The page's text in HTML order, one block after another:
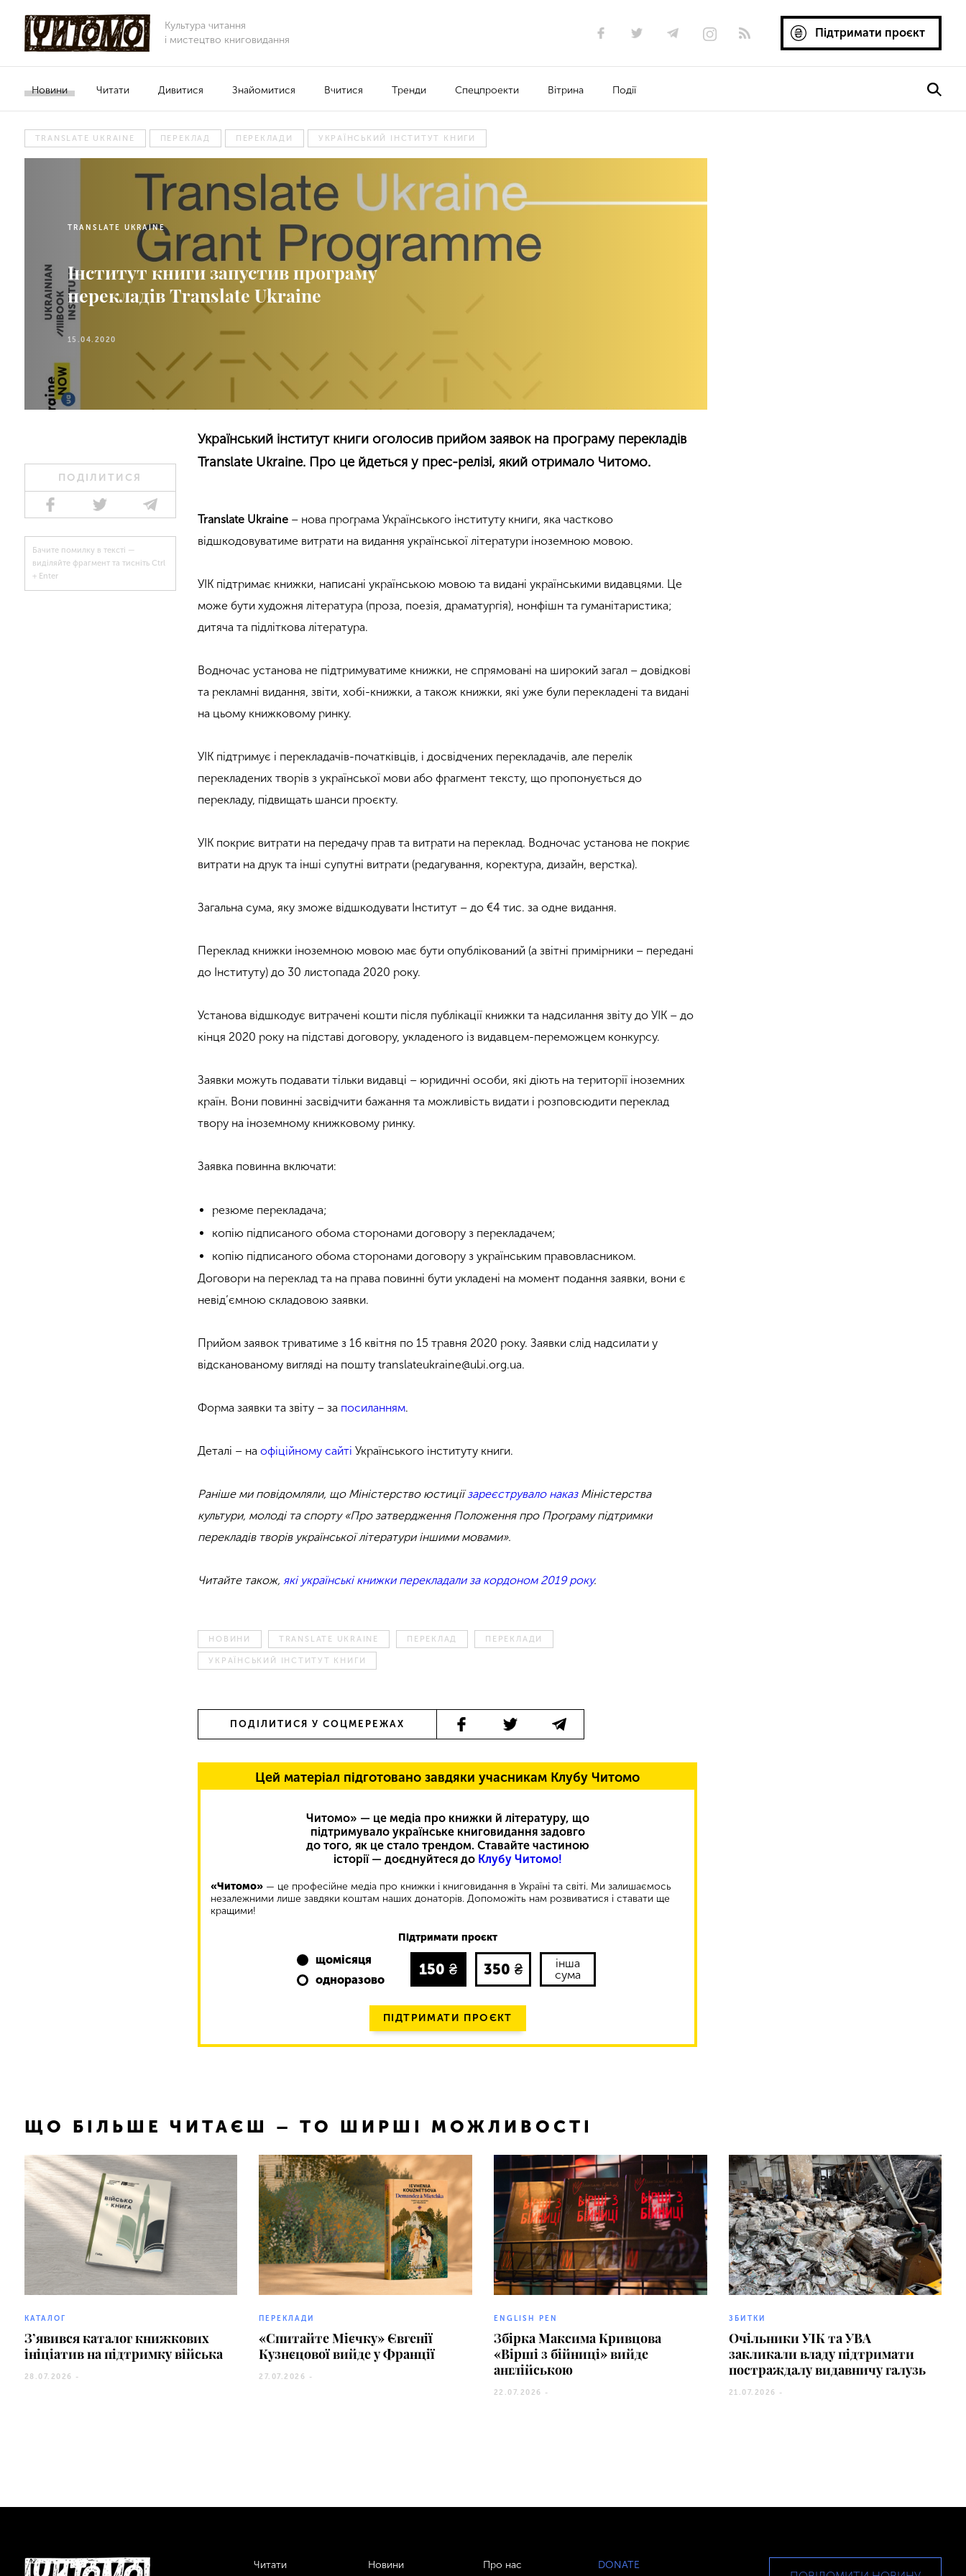
Культура читання
і мистецтво книговидання
Підтримати проєкт
Новини Читати Дивитися Знайомитися Вчитися Тренди Спецпроекти Вітрина Події
TRANSLATE UKRAINE ПЕРЕКЛАД ПЕРЕКЛАДИ УКРАЇНСЬКИЙ ІНСТИТУТ КНИГИ
TRANSLATE UKRAINE
Інститут книги запустив програму
перекладів Translate Ukraine
15.04.2020
ПОДІЛИТИСЯ
Бачите помилку в тексті —
виділяйте фрагмент та тисніть Ctrl
+ Enter
Український інститут книги оголосив прийом заявок на програму перекладів
Translate Ukraine. Про це йдеться у прес-релізі, який отримало Читомо.
Translate Ukraine – нова програма Українського інституту книги, яка частково
відшкодовуватиме витрати на видання української літератури іноземною мовою.
УІК підтримає книжки, написані українською мовою та видані українськими видавцями. Це
може бути художня література (проза, поезія, драматургія), нонфішн та гуманітаристика;
дитяча та підліткова література.
Водночас установа не підтримуватиме книжки, не спрямовані на широкий загал – довідкові
та рекламні видання, звіти, хобі-книжки, а також книжки, які уже були перекладені та видані
на цьому книжковому ринку.
УІК підтримує і перекладачів-початківців, і досвідчених перекладачів, але перелік
перекладених творів з української мови або фрагмент тексту, що пропонується до
перекладу, підвищать шанси проєкту.
УІК покриє витрати на передачу прав та витрати на переклад. Водночас установа не покриє
витрати на друк та інші супутні витрати (редагування, коректура, дизайн, верстка).
Загальна сума, яку зможе відшкодувати Інститут – до €4 тис. за одне видання.
Переклад книжки іноземною мовою має бути опублікований (а звітні примірники – передані
до Інституту) до 30 листопада 2020 року.
Установа відшкодує витрачені кошти після публікації книжки та надсилання звіту до УІК – до
кінця 2020 року на підставі договору, укладеного із видавцем-переможцем конкурсу.
Заявки можуть подавати тільки видавці – юридичні особи, які діють на території іноземних
країн. Вони повинні засвідчити бажання та можливість видати і розповсюдити переклад
твору на іноземному книжковому ринку.
Заявка повинна включати:
резюме перекладача;
копію підписаного обома сторонами договору з перекладачем;
копію підписаного обома сторонами договору з українським правовласником.
Договори на переклад та на права повинні бути укладені на момент подання заявки, вони є
невід’ємною складовою заявки.
Прийом заявок триватиме з 16 квітня по 15 травня 2020 року. Заявки слід надсилати у
відсканованому вигляді на пошту translateukraine@ubi.org.ua.
Форма заявки та звіту – за посиланням.
Деталі – наофіційному сайті Українського інституту книги.
Раніше ми повідомляли, що Міністерство юстиціїзареєструвало наказМіністерства
культури, молоді та спорту «Про затвердження Положення про Програму підтримки
перекладів творів української літератури іншими мовами».
Читайте також, які українські книжки перекладали за кордоном 2019 року.
НОВИНИ TRANSLATE UKRAINE ПЕРЕКЛАД ПЕРЕКЛАДИ
УКРАЇНСЬКИЙ ІНСТИТУТ КНИГИ
ПОДІЛИТИСЯ У СОЦМЕРЕЖАХ
Цей матеріал підготовано завдяки учасникам Клубу Читомо
Читомо» — це медіа про книжки й літературу, що
підтримувало українське книговидання задовго
до того, як це стало трендом. Ставайте частиною
історії — доєднуйтеся до Клубу Читомо!
«Читомо» — це професійне медіа про книжки і книговидання в Україні та світі. Ми залишаємось
незалежними лише завдяки коштам наших донаторів. Допоможіть нам розвиватися і ставати ще
кращими!
Підтримати проєкт
щомісяця
одноразово
150 ₴ 350 ₴
інша
сума
ПІДТРИМАТИ ПРОЄКТ
ЩО БІЛЬШЕ ЧИТАЄШ – ТО ШИРШІ МОЖЛИВОСТІ
КАТАЛОГ
З’явився каталог книжкових
ініціатив на підтримку війська
28.07.2026 -
ПЕРЕКЛАДИ
«Спитайте Мієчку» Євгенії
Кузнєцової вийде у Франції
27.07.2026 -
ENGLISH PEN
Збірка Максима Кривцова
«Вірші з бійниці» вийде
англійською
22.07.2026 -
ЗБИТКИ
Очільники УІК та УВА
закликали владу підтримати
постраждалу видавничу галузь
21.07.2026 -
Читати Новини Про нас DONATE